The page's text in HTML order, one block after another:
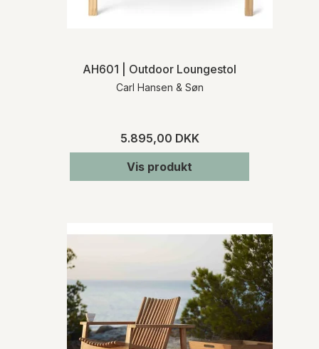
AH601 | Outdoor Loungestol
Carl Hansen & Søn
5.895,00 DKK
Vis produkt